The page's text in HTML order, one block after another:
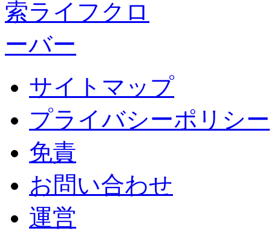
サイトマップ
プライバシーポリシー
免責
お問い合わせ
運営